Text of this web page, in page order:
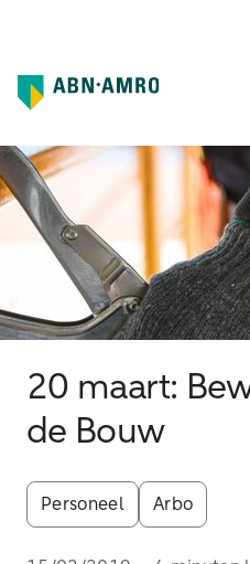
20 maart:
de Bouw
Personeel Arbo